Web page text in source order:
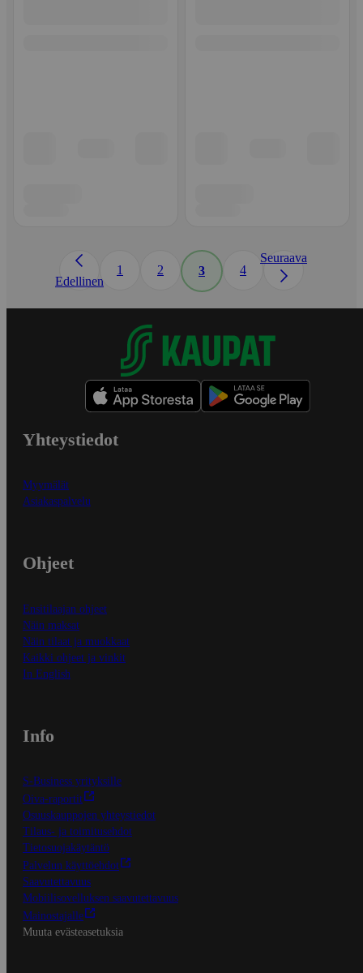
Edellinen
1 2 3 4
Seuraava
Yhteystiedot
Myymälät
Asiakaspalvelu
Ohjeet
Ensitilaajan ohjeet
Näin maksat
Näin tilaat ja muokkaat
Kaikki ohjeet ja vinkit
In English
Info
S-Business yrityksille
Oiva-raportit
Osuuskauppojen yhteystiedot
Tilaus- ja toimitusehdot
Tietosuojakäytäntö
Palvelun käyttöehdot
Saavutettavuus
Mobiilisovelluksen saavutettavuus
Mainostajalle
Muuta evästeasetuksia